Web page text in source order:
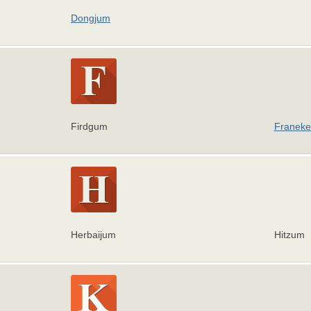
Dongjum
Firdgum
Herbaijum Hitzum